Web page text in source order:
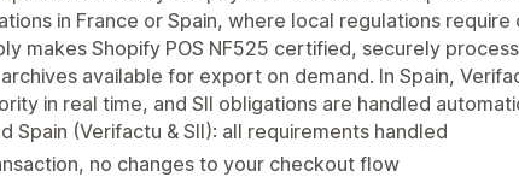
in France or Spain, where local regulations require
makes Shopify POS NF525 certified, securely
available for export on demand. In Spain,
in real time, and SII obligations are handled
Spain (Verifactu & SII): all requirements handled
no changes to your checkout flow